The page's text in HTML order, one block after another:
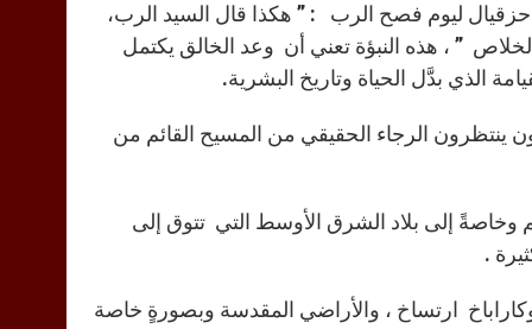
إلى أهل رومة ٨ : ١٧ ) . إن نبؤة النبي حزقيال ليوم فصح الرب : ” هكذا قال السيد الرب،
” ، هذه النبؤة تعني أن وعد الخالق يكتمل
الذي بدَّل الحياة وتاريخ البشرية.
ينتظرون الرجاء الحقيقي من المسيح القائم من
وخاصةً إلى بلاد الشرق الأوسط التي تتوق إلى
.
ارتساخ ، والأراضي المقدسة وبصورةٍ خاصة